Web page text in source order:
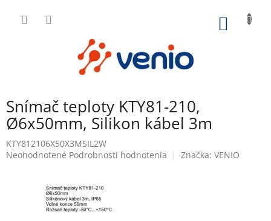
Snímač teploty KTY81-210,
Ø6x50mm, Silikon kábel 3m
KTY812106X50X3MSIL2W
Priemerné
Neohodnotené Podrobnosti hodnotenia Značka: VENIO